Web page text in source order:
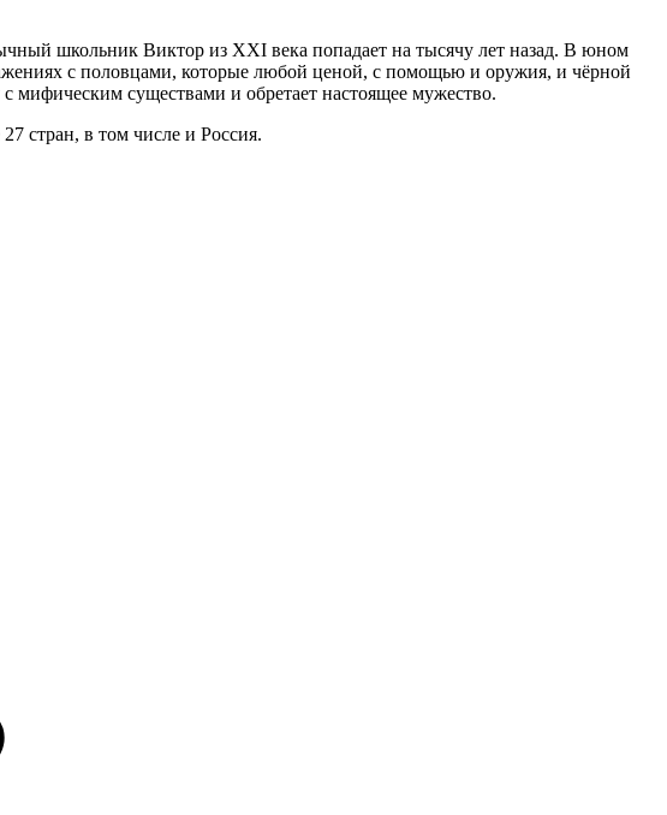
школьник Виктор из XXI века попадает на тысячу лет назад. В юном
с половцами, которые любой ценой, с помощью и оружия, и чёрной
мифическим существами и обретает настоящее мужество.
стран, в том числе и Россия.